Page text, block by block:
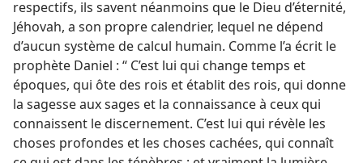
respectifs, ils savent néanmoins que le Dieu d’éternité,
Jéhovah, a son propre calendrier, lequel ne dépend
d’aucun système de calcul humain. Comme l’a écrit le
prophète Daniel : “ C’est lui qui change temps et
époques, qui ôte des rois et établit des rois, qui donne
la sagesse aux sages et la connaissance à ceux qui
connaissent le discernement. C’est lui qui révèle les
choses profondes et les choses cachées, qui connaît